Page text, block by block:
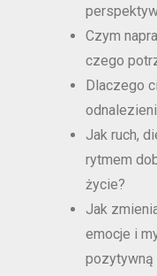
Czym
czego
Dlaczego
Jak ruch,
rytmem
życie?
Jak
emocje i